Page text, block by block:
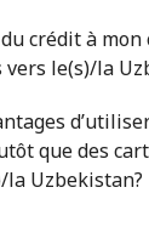
crédit à
vers le(s)/la
que des
Uzbekistan?